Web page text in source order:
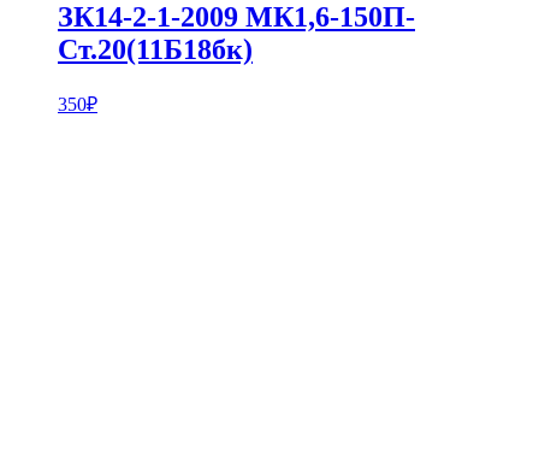
ЗК14-2-1-2009 МК1,6-150П-
Ст.20(11Б18бк)
350₽